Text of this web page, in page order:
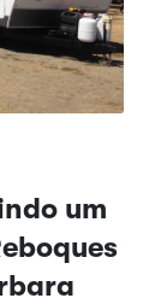
um